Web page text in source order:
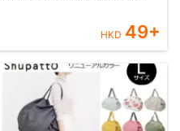
HKD 49+